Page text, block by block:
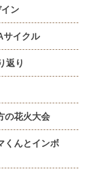
ン
サイクル
返り
の花火大会
くんとインボ